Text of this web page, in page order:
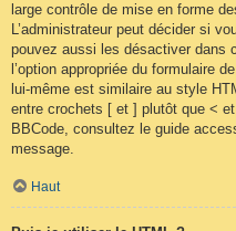
large contrôle de mise en forme
L’administrateur peut décider si
pouvez aussi les désactiver dans
l’option appropriée du formulaire
lui-même est similaire au style
entre crochets [ et ] plutôt que <
BBCode, consultez le guide
message.
Haut